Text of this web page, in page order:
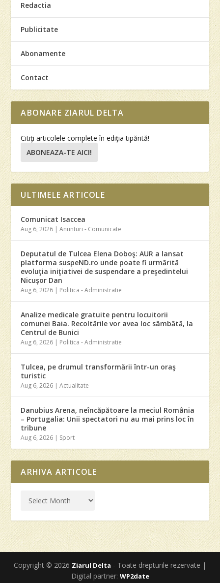
Redactia
Publicitate
Abonamente
Contact
ABONARE ZIARUL DELTA
Citiţi articolele complete în ediţia tipărită!
ABONEAZA-TE AICI!
ULTIMELE ARTICOLE
Comunicat Isaccea
Aug 6, 2026 |Anunturi - Comunicate
Deputatul de Tulcea Elena Doboş: AUR a lansat
platforma suspeND.ro unde poate fi urmărită
evoluţia iniţiativei de suspendare a preşedintelui
Nicuşor Dan
Aug 6, 2026 | Politica - Administratie
Analize medicale gratuite pentru locuitorii
comunei Baia. Recoltările vor avea loc sâmbătă, la
Centrul de Bunici
Aug 6, 2026 | Politica - Administratie
Tulcea, pe drumul transformării într-un oraş
turistic
Aug 6, 2026 |Actualitate
Danubius Arena, neîncăpătoare la meciul România
– Portugalia: Unii spectatori nu au mai prins loc în
tribune
Aug 6, 2026 | Sport
ARHIVA ARTICOLE
Copyright © 2026 Ziarul Delta - Toate drepturile rezervate |
Digital partner: WP2date